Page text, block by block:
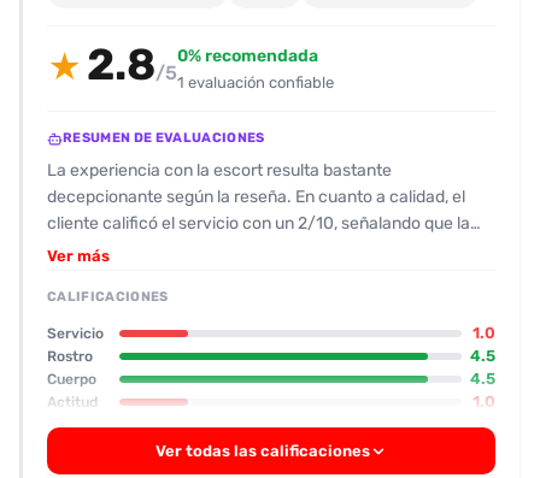
Entendido
★ 2.8/5
0% recomendada
1 evaluación confiable
RESUMEN DE EVALUACIONES
La experiencia con la escort resulta bastante
decepcionante según la reseña. En cuanto a calidad, el
cliente calificó el servicio con un 2/10, señalando que la
sesión fue muy floja y desapegada, con poca interacción
celular. Su actitud resultó algo exigente y poco amigable,
pues al llegar a la casa la acompañante se quedó mirando
el teléfono y exigió un pago inmediato sin ofrecer la
atención esperada. El físico fue descrito como atractivo
(cuerpo y rostro muy bonitos, 9‑10 de valoración), pero su
comportamiento y falta de profesionalismo desvirtúan esa
apariencia. El servicio ofrecido se centró en la presencia y
Ver más
CALIFICACIONES
Servicio 1.0
Rostro 4.5
Cuerpo 4.5
Actitud 1.0
Ver todas las calificaciones